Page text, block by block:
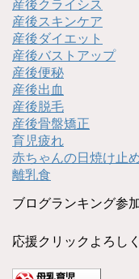
産後クライシス
産後スキンケア
産後ダイエット
産後バストアップ
産後便秘
産後出血
産後脱毛
産後骨盤矯正
育児疲れ
赤ちゃんの日焼け止
離乳食
ブログランキング参
応援クリックよろし